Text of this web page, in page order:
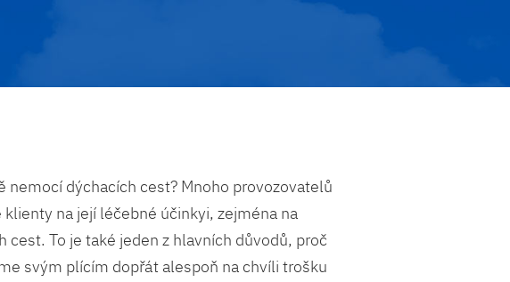
nemocí dýchacích cest? Mnoho provozovatelů
na její léčebné účinkyi, zejména na
cest. To je také jeden z hlavních důvodů, proč
svým plícím dopřát alespoň na chvíli trošku